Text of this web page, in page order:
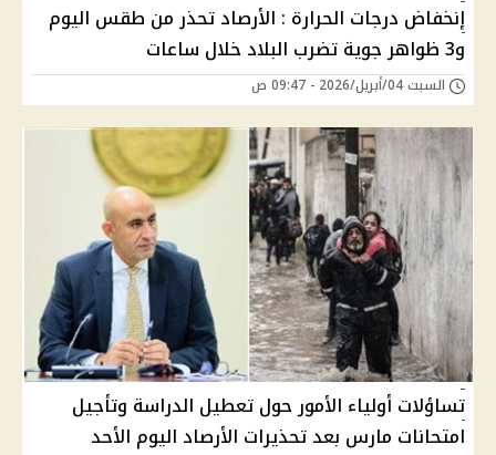
إنخفاض درجات الحرارة : الأرصاد تحذر من طقس اليوم
و3 ظواهر جوية تضرب البلاد خلال ساعات
السبت 04/أبريل/2026 - 09:47 ص
تساؤلات أولياء الأمور حول تعطيل الدراسة وتأجيل
امتحانات مارس بعد تحذيرات الأرصاد اليوم الأحد